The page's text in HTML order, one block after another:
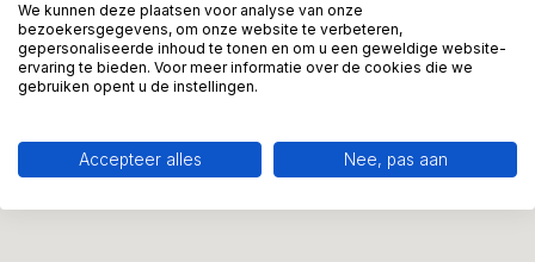
Meer informatie?
We helpen graag met uw keuze of geven advies, bel of app
ons 7 dagen per week: 06-23643267
Klantenservice
We kunnen deze plaatsen voor analyse van onze
bezoekersgegevens, om onze website te verbeteren,
gepersonaliseerde inhoud te tonen en om u een geweldige website-
ervaring te bieden. Voor meer informatie over de cookies die we
gebruiken opent u de instellingen.
Accepteer alles Nee, pas aan